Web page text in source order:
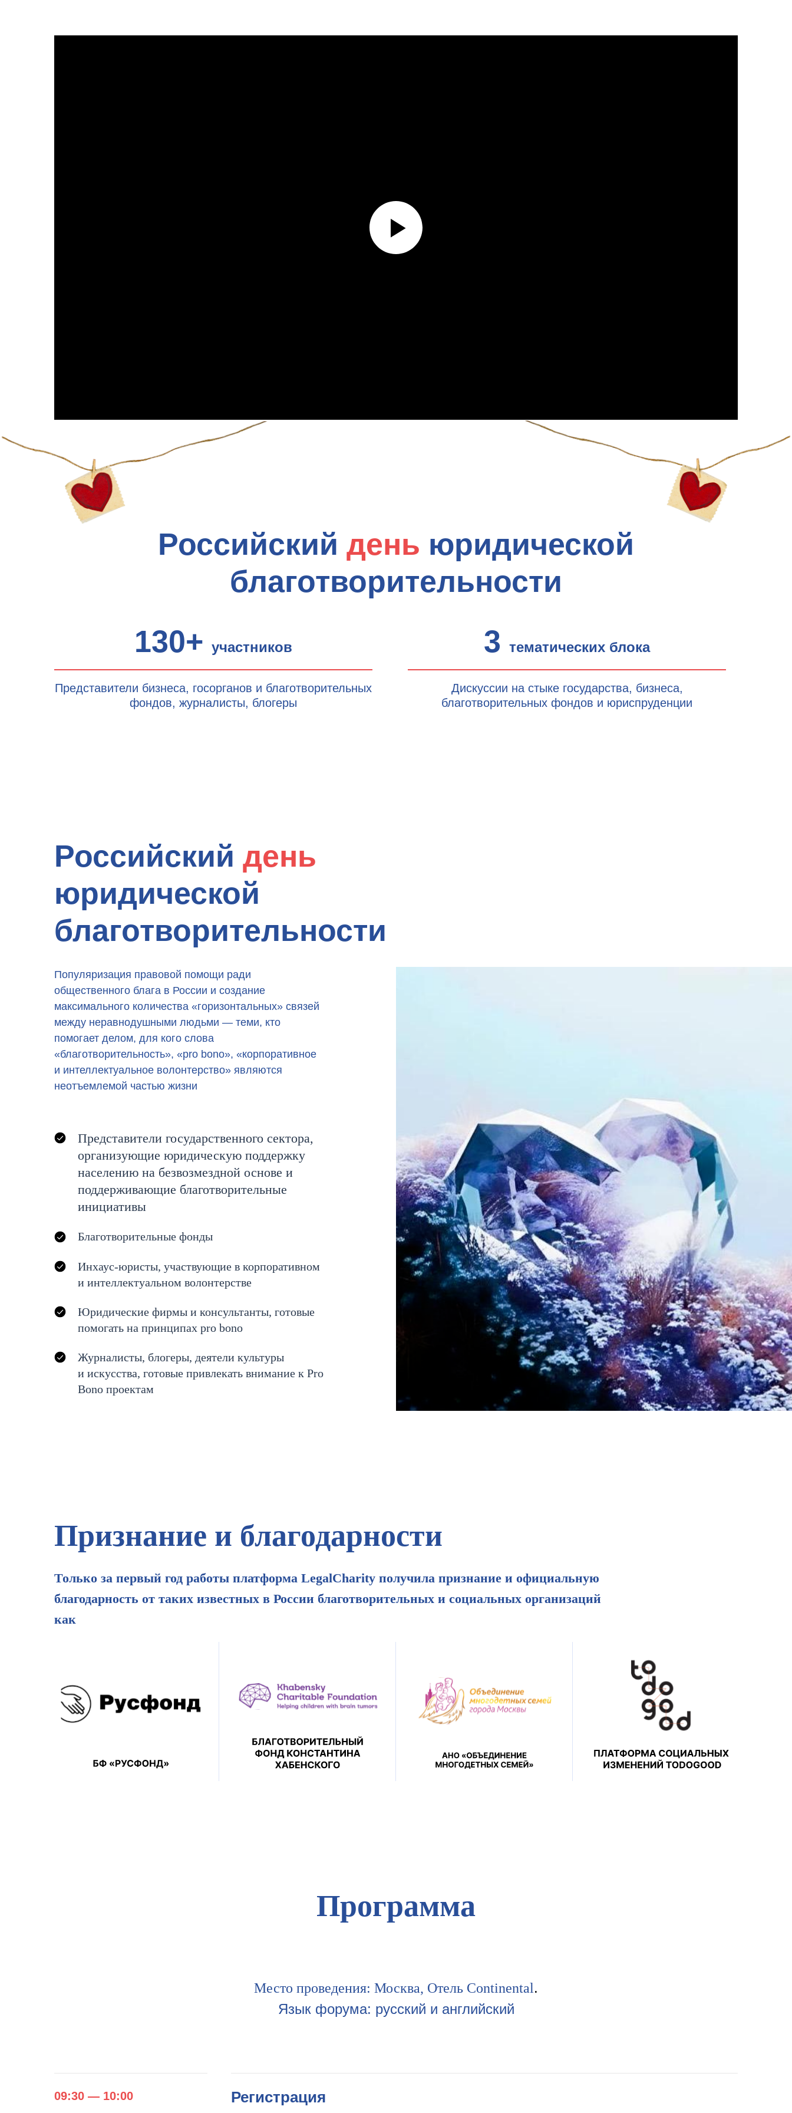
Российский день юридической
благотворительности
130+ участников
Представители бизнеса, госорганов и благотворительных
фондов, журналисты, блогеры
3 тематических блока
Дискуссии на стыке государства, бизнеса,
благотворительных фондов и юриспруденции
Российский день
юридической
благотворительности
Популяризация правовой помощи ради
общественного блага в России и создание
максимального количества «горизонтальных» связей
между неравнодушными людьми — теми, кто
помогает делом, для кого слова
«благотворительность», «pro bono», «корпоративное
и интеллектуальное волонтерство» являются
неотъемлемой частью жизни
Представители государственного сектора,
организующие юридическую поддержку
населению на безвозмездной основе и
поддерживающие благотворительные
инициативы
Благотворительные фонды
Инхаус-юристы, участвующие в корпоративном
и интеллектуальном волонтерстве
Юридические фирмы и консультанты, готовые
помогать на принципах pro bono
Журналисты, блогеры, деятели культуры
и искусства, готовые привлекать внимание к Pro
Bono проектам
Признание и благодарности
Только за первый год работы платформа LegalCharity получила признание и официальную
благодарность от таких известных в России благотворительных и социальных организаций
как
Программа
Место проведения: Москва, Отель Continental.
Язык форума: русский и английский
09:30 — 10:00 Регистрация